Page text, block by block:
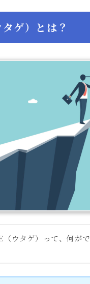
ゲ）とは？
ウタゲ）って、何がで